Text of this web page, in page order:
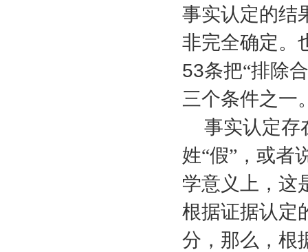
事实认定的结
非完全确定。
53条把“排除
三个条件之一
事实认定存
姓“假”，或者
学意义上，这
根据证据认定
分，那么，根